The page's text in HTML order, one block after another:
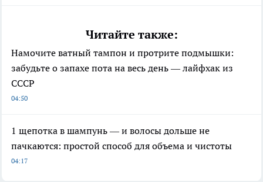
Читайте также:
Намочите ватный тампон и протрите подмышки:
забудьте о запахе пота на весь день — лайфхак из
СССР
04:50
1 щепотка в шампунь — и волосы дольше не
пачкаются: простой способ для объема и чистоты
04:17